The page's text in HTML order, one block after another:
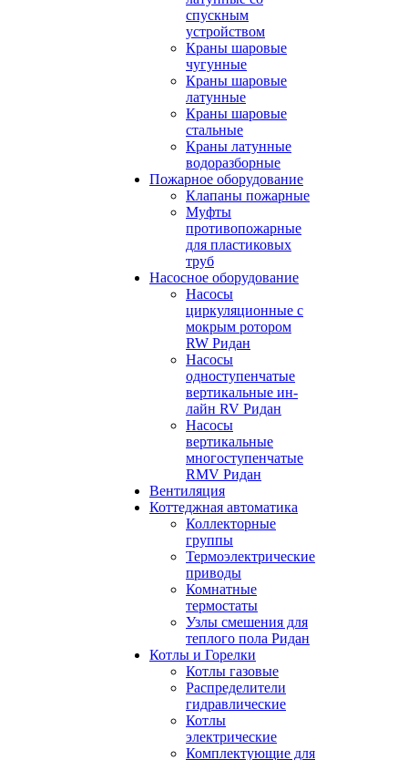
спускным
устройством
Краны шаровые
чугунные
Краны шаровые
латунные
Краны шаровые
стальные
Краны латунные
водоразборные
Пожарное оборудование
Клапаны пожарные
Муфты
противопожарные
для пластиковых
труб
Насосное оборудование
Насосы
циркуляционные с
мокрым ротором
RW Ридан
Насосы
одноступенчатые
вертикальные ин-
лайн RV Ридан
Насосы
вертикальные
многоступенчатые
RMV Ридан
Вентиляция
Коттеджная автоматика
Коллекторные
группы
Термоэлектрические
приводы
Комнатные
термостаты
Узлы смешения для
теплого пола Ридан
Котлы и Горелки
Котлы газовые
Распределители
гидравлические
Котлы
электрические
Комплектующие для